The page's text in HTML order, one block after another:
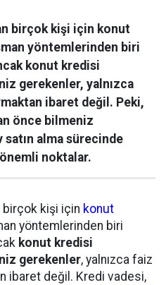
birçok kişi için konut
yöntemlerinden biri
konut kredisi
gerekenler, yalnızca
ibaret değil. Peki,
önce bilmeniz
alma sürecinde
noktalar.
birçok kişi için konut
yöntemlerinden biri
konut kredisi
gerekenler, yalnızca faiz
ibaret değil. Kredi vadesi,